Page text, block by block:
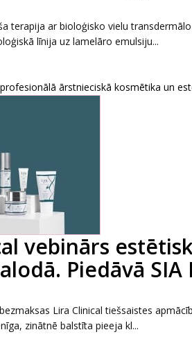
terapija ar bioloģisko vielu
līnija uz lamelāro emulsiju...
ārstnieciskā kosmētika un
vebinārs
Piedāvā
Lira Clinical tiešsaistes
zinātnē balstīta pieeja kl...